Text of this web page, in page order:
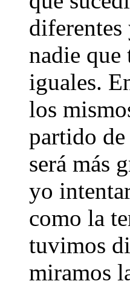
nadie que
iguales.
los
partido
será más
yo
como la
tuvimos
miramos